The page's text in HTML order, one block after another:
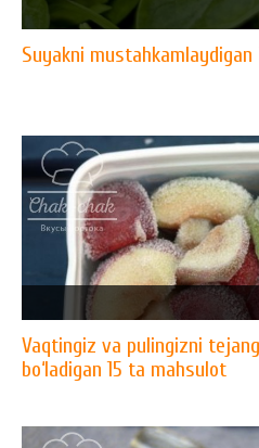
Suyakni
Vaqtingiz va pulingizni
bo‘ladigan 15 ta mahsulot